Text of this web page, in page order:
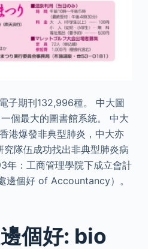
子期刊132,996種。 中大圖
個最大的圖書館系統。 中大
港爆發非典型肺炎，中大亦
隊伍成功找出非典型肺炎病
年：工商管理學院下成立會計
邊個好 of Accountancy）。
個好: bio